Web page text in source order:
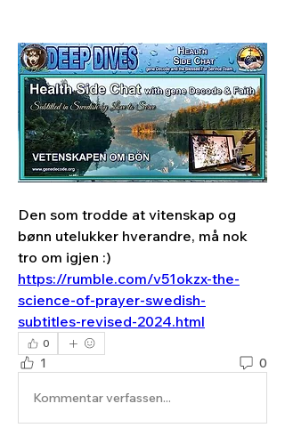
Den som trodde at vitenskap og
bønn utelukker hverandre, må nok
tro om igjen :)
https://rumble.com/v51okzx-the-
science-of-prayer-swedish-
subtitles-revised-2024.html
0
1 0
Kommentar verfassen...